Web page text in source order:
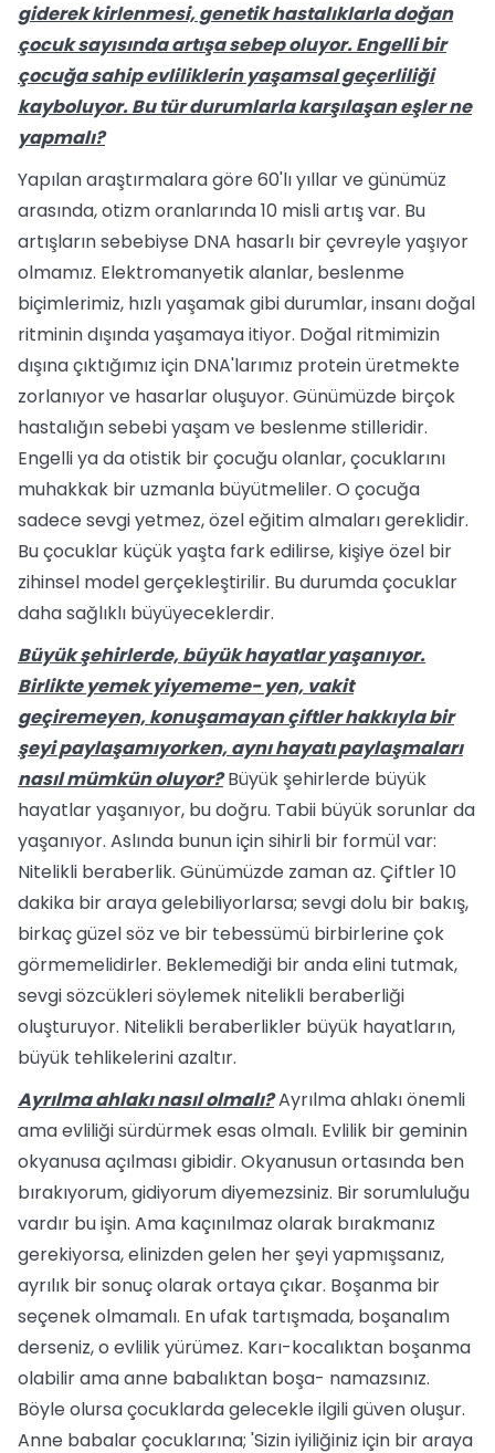
giderek kirlenmesi, genetik hastalıklarla doğan
çocuk sayısında artışa sebep oluyor. Engelli bir
çocu­ğa sahip evliliklerin yaşamsal geçer­liliği
kayboluyor. Bu tür durumlarla karşılaşan eşler ne
yapmalı?
Yapılan araştırmalara göre 60'lı yıllar ve günümüz
arasında, otizm oranlarında 10 misli artış var. Bu
artışların sebebiyse DNA hasarlı bir çevreyle yaşıyor
olma­mız. Elektromanyetik alanlar, beslenme
biçimlerimiz, hızlı yaşamak gibi durumlar, insanı doğal
ritminin dışında yaşamaya itiyor. Doğal ritmimizin
dışına çıktığımız için DNA'larımız protein üretmekte
zor­lanıyor ve hasarlar oluşuyor. Günümüzde birçok
hastalığın sebebi yaşam ve bes­lenme stilleridir.
Engelli ya da otistik bir çocuğu olanlar, çocuklarını
muhakkak bir uzmanla büyütmeliler. O çocuğa
sadece sevgi yetmez, özel eğitim almaları gerek­lidir.
Bu çocuklar küçük yaşta fark edilirse, kişiye özel bir
zihinsel model gerçekleş­tirilir. Bu durumda çocuklar
daha sağlıklı büyüyeceklerdir.
Büyük şehirlerde, büyük hayatlar yaşanıyor.
Birlikte yemek yiyememe- yen, vakit
geçiremeyen, konuşama­yan çiftler hakkıyla bir
şeyi paylaşamıyorken, aynı hayatı paylaşmaları
nasıl mümkün oluyor?Büyük şehirlerde büyük
hayatlar yaşa­nıyor, bu doğru. Tabii büyük sorunlar da
yaşanıyor. Aslında bunun için sihirli bir formül var:
Nitelikli beraberlik. Günümüz­de zaman az. Çiftler 10
dakika bir ara­ya gelebiliyorlarsa; sevgi dolu bir bakış,
birkaç güzel söz ve bir tebessümü birbir­lerine çok
görmemelidirler. Beklemediği bir anda elini tutmak,
sevgi sözcükleri söylemek nitelikli beraberliği
oluşturuyor. Nitelikli beraberlikler büyük hayatların,
büyük tehlikelerini azaltır.
Ayrılma ahlakı nasıl olmalı?Ayrılma ahlakı önemli
ama evliliği sür­dürmek esas olmalı. Evlilik bir geminin
okyanusa açılması gibidir. Okyanusun ortasında ben
bırakıyorum, gidiyorum diyemezsiniz. Bir sorumluluğu
vardır bu işin. Ama kaçınılmaz olarak bırakmanız
gerekiyorsa, elinizden gelen her şeyi yap­mışsanız,
ayrılık bir sonuç olarak ortaya çıkar. Boşanma bir
seçenek olmamalı. En ufak tartışmada, boşanalım
derseniz, o evlilik yürümez. Karı-kocalıktan boşan­ma
olabilir ama anne babalıktan boşa- namazsınız.
Böyle olursa çocuklarda ge­lecekle ilgili güven oluşur.
Anne babalar çocuklarına; 'Sizin iyiliğiniz için bir araya